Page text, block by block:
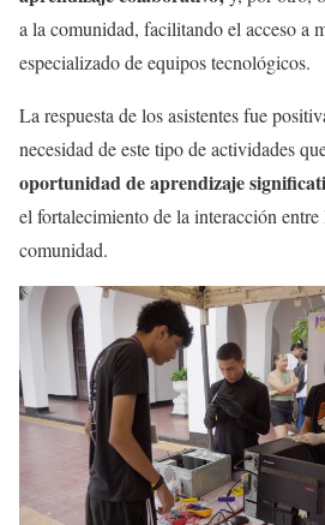
a la comunidad, facilitando el acceso a
especializado de equipos tecnológicos.
La respuesta de los asistentes fue
necesidad de este tipo de actividades
oportunidad de aprendizaje
el fortalecimiento de la interacción
comunidad.